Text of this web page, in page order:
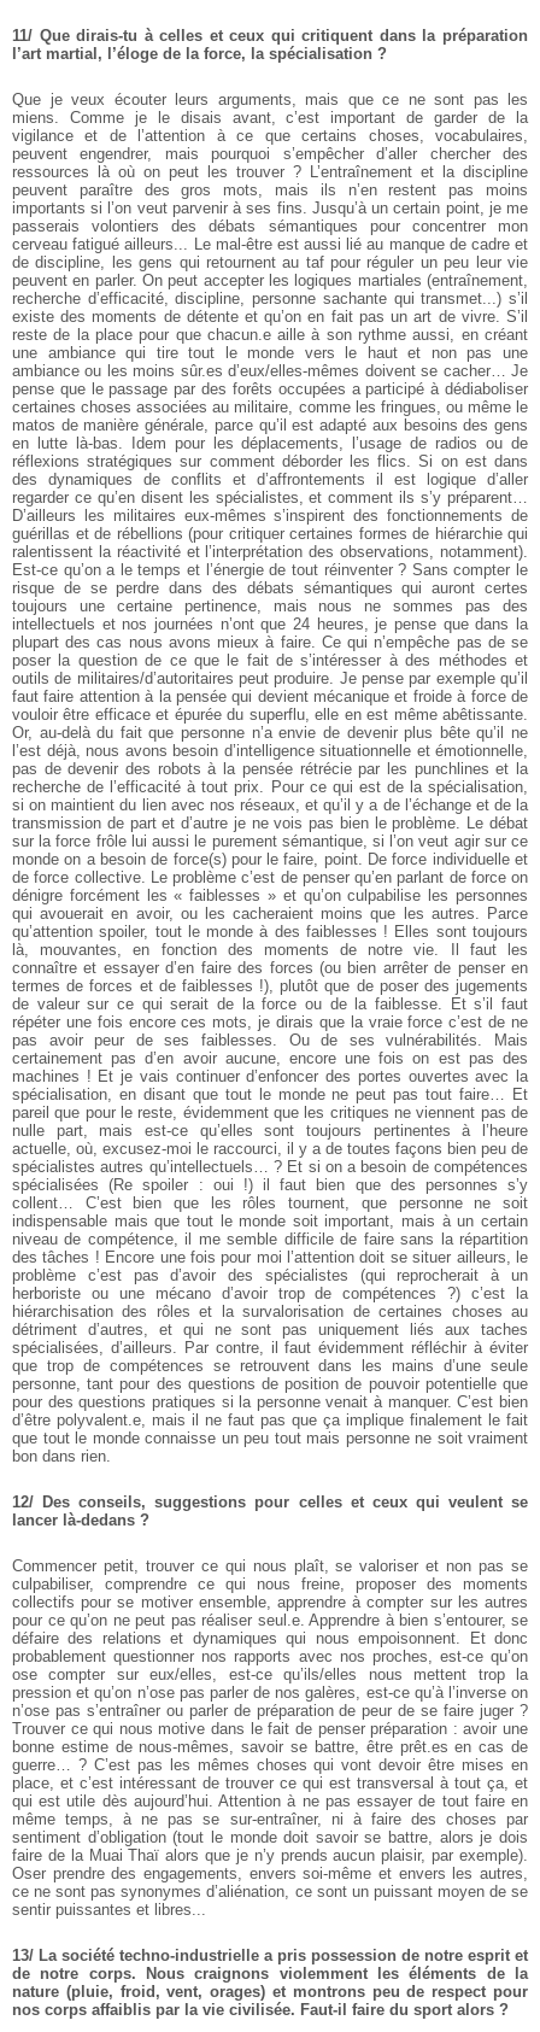
11/ Que dirais-tu à celles et ceux qui critiquent dans la préparation
l’art martial, l’éloge de la force, la spécialisation ?
Que je veux écouter leurs arguments, mais que ce ne sont pas les
miens. Comme je le disais avant, c’est important de garder de la
vigilance et de l’attention à ce que certains choses, vocabulaires,
peuvent engendrer, mais pourquoi s’empêcher d’aller chercher des
ressources là où on peut les trouver ? L’entraînement et la discipline
peuvent paraître des gros mots, mais ils n’en restent pas moins
importants si l’on veut parvenir à ses fins. Jusqu’à un certain point, je me
passerais volontiers des débats sémantiques pour concentrer mon
cerveau fatigué ailleurs... Le mal-être est aussi lié au manque de cadre et
de discipline, les gens qui retournent au taf pour réguler un peu leur vie
peuvent en parler. On peut accepter les logiques martiales (entraînement,
recherche d’efficacité, discipline, personne sachante qui transmet...) s’il
existe des moments de détente et qu’on en fait pas un art de vivre. S’il
reste de la place pour que chacun.e aille à son rythme aussi, en créant
une ambiance qui tire tout le monde vers le haut et non pas une
ambiance ou les moins sûr.es d’eux/elles-mêmes doivent se cacher… Je
pense que le passage par des forêts occupées a participé à dédiaboliser
certaines choses associées au militaire, comme les fringues, ou même le
matos de manière générale, parce qu’il est adapté aux besoins des gens
en lutte là-bas. Idem pour les déplacements, l’usage de radios ou de
réflexions stratégiques sur comment déborder les flics. Si on est dans
des dynamiques de conflits et d’affrontements il est logique d’aller
regarder ce qu’en disent les spécialistes, et comment ils s’y préparent…
D’ailleurs les militaires eux-mêmes s’inspirent des fonctionnements de
guérillas et de rébellions (pour critiquer certaines formes de hiérarchie qui
ralentissent la réactivité et l’interprétation des observations, notamment).
Est-ce qu’on a le temps et l’énergie de tout réinventer ? Sans compter le
risque de se perdre dans des débats sémantiques qui auront certes
toujours une certaine pertinence, mais nous ne sommes pas des
intellectuels et nos journées n’ont que 24 heures, je pense que dans la
plupart des cas nous avons mieux à faire. Ce qui n’empêche pas de se
poser la question de ce que le fait de s’intéresser à des méthodes et
outils de militaires/d’autoritaires peut produire. Je pense par exemple qu’il
faut faire attention à la pensée qui devient mécanique et froide à force de
vouloir être efficace et épurée du superflu, elle en est même abêtissante.
Or, au-delà du fait que personne n’a envie de devenir plus bête qu’il ne
l’est déjà, nous avons besoin d’intelligence situationnelle et émotionnelle,
pas de devenir des robots à la pensée rétrécie par les punchlines et la
recherche de l’efficacité à tout prix. Pour ce qui est de la spécialisation,
si on maintient du lien avec nos réseaux, et qu’il y a de l’échange et de la
transmission de part et d’autre je ne vois pas bien le problème. Le débat
sur la force frôle lui aussi le purement sémantique, si l’on veut agir sur ce
monde on a besoin de force(s) pour le faire, point. De force individuelle et
de force collective. Le problème c’est de penser qu’en parlant de force on
dénigre forcément les « faiblesses » et qu’on culpabilise les personnes
qui avouerait en avoir, ou les cacheraient moins que les autres. Parce
qu’attention spoiler, tout le monde à des faiblesses ! Elles sont toujours
là, mouvantes, en fonction des moments de notre vie. Il faut les
connaître et essayer d’en faire des forces (ou bien arrêter de penser en
termes de forces et de faiblesses !), plutôt que de poser des jugements
de valeur sur ce qui serait de la force ou de la faiblesse. Et s’il faut
répéter une fois encore ces mots, je dirais que la vraie force c’est de ne
pas avoir peur de ses faiblesses. Ou de ses vulnérabilités. Mais
certainement pas d’en avoir aucune, encore une fois on est pas des
machines ! Et je vais continuer d’enfoncer des portes ouvertes avec la
spécialisation, en disant que tout le monde ne peut pas tout faire… Et
pareil que pour le reste, évidemment que les critiques ne viennent pas de
nulle part, mais est-ce qu’elles sont toujours pertinentes à l’heure
actuelle, où, excusez-moi le raccourci, il y a de toutes façons bien peu de
spécialistes autres qu’intellectuels… ?Et si on a besoin de compétences
spécialisées (Re spoiler : oui !) il faut bien que des personnes s’y
collent… C’est bien que les rôles tournent, que personne ne soit
indispensable mais que tout le monde soit important, mais à un certain
niveau de compétence, il me semble difficile de faire sans la répartition
des tâches ! Encore une fois pour moi l’attention doit se situer ailleurs, le
problème c’est pas d’avoir des spécialistes (qui reprocherait à un
herboriste ou une mécano d’avoir trop de compétences ?) c’est la
hiérarchisation des rôles et la survalorisation de certaines choses au
détriment d’autres, et qui ne sont pas uniquement liés aux taches
spécialisées, d’ailleurs. Par contre, il faut évidemment réfléchir à éviter
que trop de compétences se retrouvent dans les mains d’une seule
personne, tant pour des questions de position de pouvoir potentielle que
pour des questions pratiques si la personne venait à manquer. C’est bien
d’être polyvalent.e, mais il ne faut pas que ça implique finalement le fait
que tout le monde connaisse un peu tout mais personne ne soit vraiment
bon dans rien.
12/ Des conseils, suggestions pour celles et ceux qui veulent se
lancer là-dedans ?
Commencer petit, trouver ce qui nous plaît, se valoriser et non pas se
culpabiliser, comprendre ce qui nous freine, proposer des moments
collectifs pour se motiver ensemble, apprendre à compter sur les autres
pour ce qu’on ne peut pas réaliser seul.e. Apprendre à bien s’entourer, se
défaire des relations et dynamiques qui nous empoisonnent. Et donc
probablement questionner nos rapports avec nos proches, est-ce qu’on
ose compter sur eux/elles, est-ce qu’ils/elles nous mettent trop la
pression et qu’on n’ose pas parler de nos galères, est-ce qu’à l’inverse on
n’ose pas s’entraîner ou parler de préparation de peur de se faire juger ?
Trouver ce qui nous motive dans le fait de penser préparation : avoir une
bonne estime de nous-mêmes, savoir se battre, être prêt.es en cas de
guerre… ? C’est pas les mêmes choses qui vont devoir être mises en
place, et c’est intéressant de trouver ce qui est transversal à tout ça, et
qui est utile dès aujourd’hui. Attention à ne pas essayer de tout faire en
même temps, à ne pas se sur-entraîner, ni à faire des choses par
sentiment d’obligation (tout le monde doit savoir se battre, alors je dois
faire de la Muai Thaï alors que je n’y prends aucun plaisir, par exemple).
Oser prendre des engagements, envers soi-même et envers les autres,
ce ne sont pas synonymes d’aliénation, ce sont un puissant moyen de se
sentir puissantes et libres...
13/ La société techno-industrielle a pris possession de notre esprit et
de notre corps. Nous craignons violemment les éléments de la
nature (pluie, froid, vent, orages) et montrons peu de respect pour
nos corps affaiblis par la vie civilisée. Faut-il faire du sport alors ?